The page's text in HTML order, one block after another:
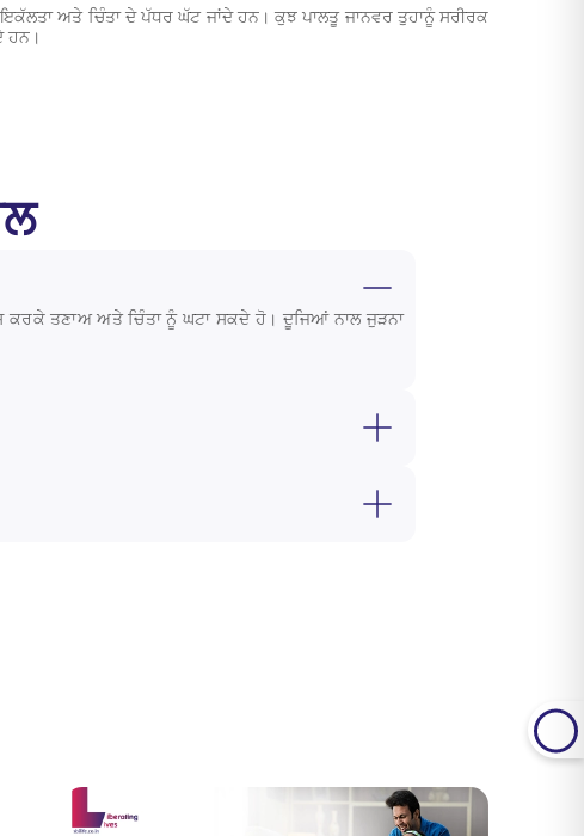
ਅਤੇ ਚਿੰਤਾ ਦੇ ਪੱਧਰ ਘੱਟ ਜਾਂਦੇ ਹਨ। ਕੁਝ ਪਾਲਤੂ ਜਾਨਵਰ ਤੁਹਾਨੂੰ ਸਰੀਰਕ
ਹਨ।
ਤਣਾਅ ਅਤੇ ਚਿੰਤਾ ਨੂੰ ਘਟਾ ਸਕਦੇ ਹੋ। ਦੂਜਿਆਂ ਨਾਲ ਜੁੜਨਾ